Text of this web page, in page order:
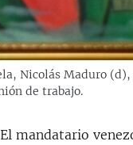
Nicolás Maduro
de trabajo.
El mandatario